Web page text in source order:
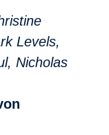
Levels,
Nicholas